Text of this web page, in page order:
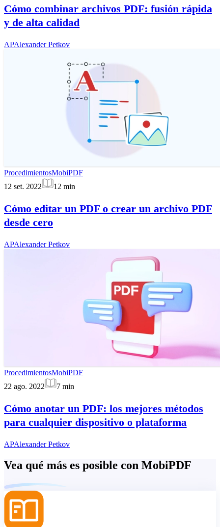
Cómo combinar archivos PDF: fusión rápida
y de alta calidad
APAlexander Petkov
ProcedimientosMobiPDF
12 set. 2022
12 min
Cómo editar un PDF o crear un archivo PDF
desde cero
APAlexander Petkov
ProcedimientosMobiPDF
22 ago. 2022
7 min
Cómo anotar un PDF: los mejores métodos
para cualquier dispositivo o plataforma
APAlexander Petkov
Vea qué más es posible con MobiPDF